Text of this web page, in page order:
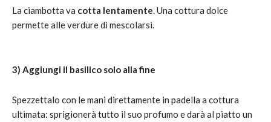
La ciambotta va cotta lentamente. Una cottura dolce
permette alle verdure di mescolarsi.
3) Aggiungi il basilico solo alla fine
Spezzettalo con le mani direttamente in padella a cottura
ultimata: sprigionerà tutto il suo profumo e darà al piatto un